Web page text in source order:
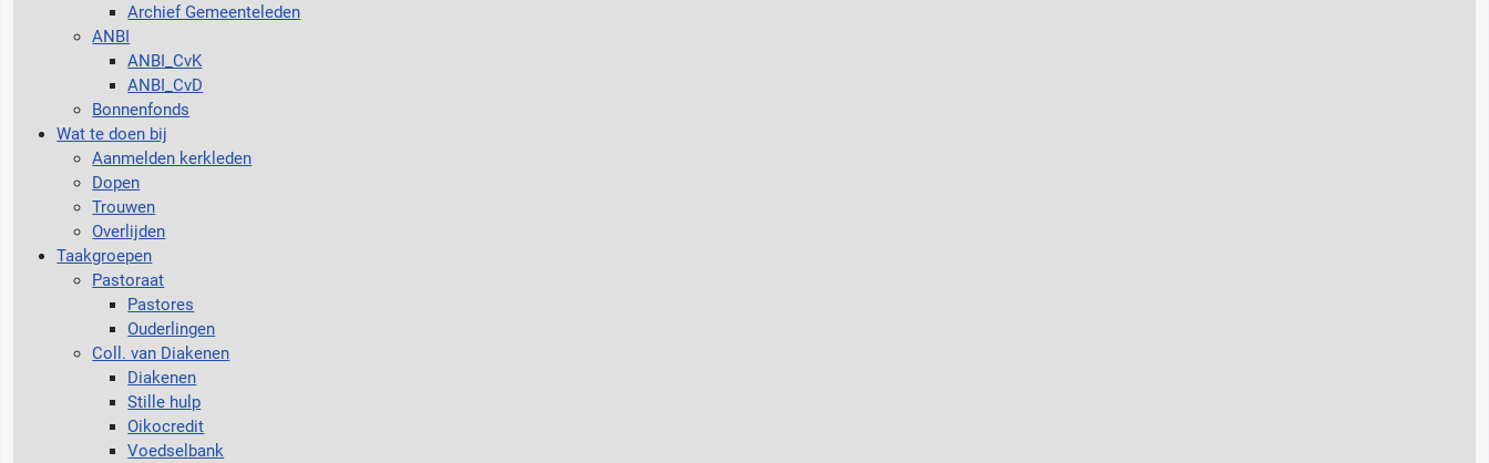
Archief Gemeenteleden
ANBI
ANBI_CvK
ANBI_CvD
Bonnenfonds
Wat te doen bij
Aanmelden kerkleden
Dopen
Trouwen
Overlijden
Taakgroepen
Pastoraat
Pastores
Ouderlingen
Coll. van Diakenen
Diakenen
Stille hulp
Oikocredit
Voedselbank